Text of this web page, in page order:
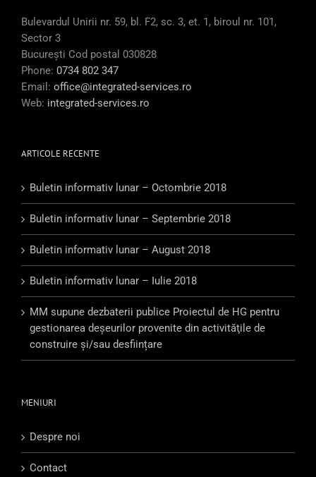
Bulevardul Unirii nr. 59, bl. F2, sc. 3, et. 1, biroul nr. 101,
Sector 3
București Cod postal 030828
Phone: 0734 802 347
Email: office@integrated-services.ro
Web: integrated-services.ro
ARTICOLE RECENTE
Buletin informativ lunar – Octombrie 2018
Buletin informativ lunar – Septembrie 2018
Buletin informativ lunar – August 2018
Buletin informativ lunar – Iulie 2018
MM supune dezbaterii publice Proiectul de HG pentru
gestionarea deşeurilor provenite din activităţile de
construire şi/sau desființare
MENIURI
Despre noi
Contact